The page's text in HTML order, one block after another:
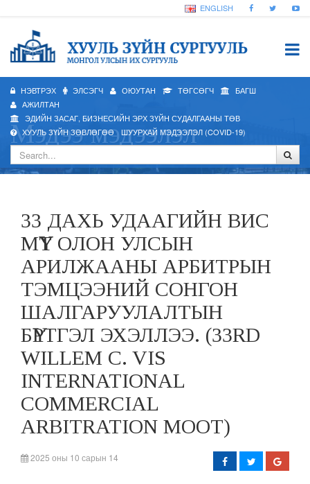
ENGLISH
НЭВТРЭХ ЭЛСЭГЧ ОЮУТАН ТӨГСӨГЧ
БАГШ
АЖИЛТАН
ЭДИЙН ЗАСАГ, БИЗНЕСИЙН ЭРХ ЗҮЙН СУДАЛГААНЫ ТӨВ
ХУУЛЬ ЗҮЙН ЗӨВЛӨГӨӨ
ШУУРХАЙ МЭДЭЭЛЭЛ (COVID-19)
Мэдээ мэдээлэл
33 ДАХЬ УДААГИЙН ВИС
МҮҮТ ОЛОН УЛСЫН
АРИЛЖААНЫ АРБИТРЫН
ТЭМЦЭЭНИЙ СОНГОН
ШАЛГАРУУЛАЛТЫН
БҮРТГЭЛ ЭХЭЛЛЭЭ. (33RD
WILLEM C. VIS
INTERNATIONAL
COMMERCIAL
ARBITRATION MOOT)
2025 оны 10 сарын 14